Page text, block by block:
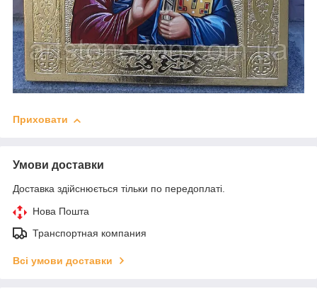
Приховати
Умови доставки
Доставка здійснюється тільки по передоплаті.
Нова Пошта
Транспортная компания
Всі умови доставки